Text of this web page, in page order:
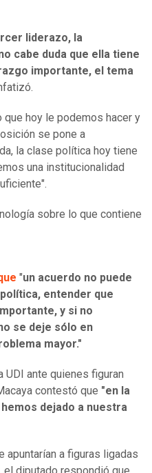
liderazo, la
cabe duda que ella tiene
importante, el tema
hoy le podemos hacer y
se pone a
la clase política hoy tiene
una institucionalidad
sobre lo que contiene
"un acuerdo no puede
entender que
y si no
se deje sólo en
mayor."
UDI ante quienes figuran
contestó que "en la
dejado a nuestra
apuntarían a figuras ligadas